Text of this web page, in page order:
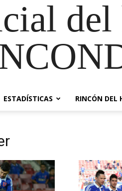
del
ESTADÍSTICAS RINCÓN DEL